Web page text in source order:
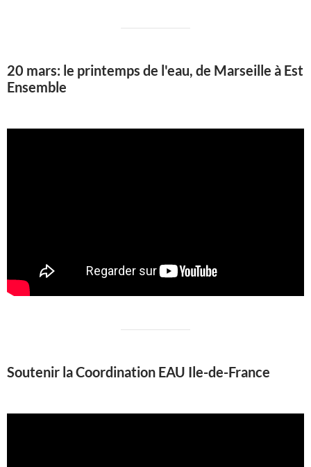
20 mars: le printemps de l'eau, de Marseille à Est
Ensemble
Soutenir la Coordination EAU Ile-de-France